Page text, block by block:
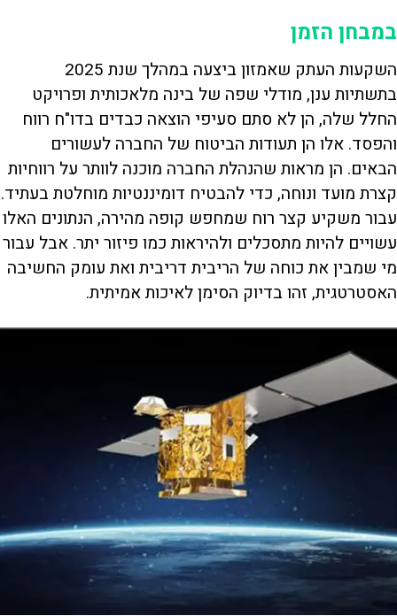
במבחן הזמן
השקעות העתק שאמזון ביצעה במהלך שנת 2025
בתשתיות ענן, מודלי שפה של בינה מלאכותית ופרויקט
החלל שלה, הן לא סתם סעיפי הוצאה כבדים בדו"ח רווח
והפסד. אלו הן תעודות הביטוח של החברה לעשורים
הבאים. הן מראות שהנהלת החברה מוכנה לוותר על רווחיות
קצרת מועד ונוחה, כדי להבטיח דומיננטיות מוחלטת בעתיד.
עבור משקיע קצר רוח שמחפש קופה מהירה, הנתונים האלו
עשויים להיות מתסכלים ולהיראות כמו פיזור יתר. אבל עבור
מי שמבין את כוחה של הריבית דריבית ואת עומק החשיבה
האסטרטגית, זהו בדיוק הסימן לאיכות אמיתית.